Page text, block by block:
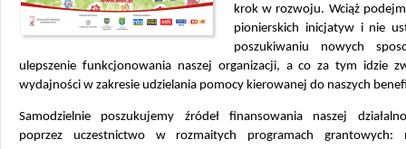
krok w rozwoju. Wciąż
pionierskich inicjatyw i nie
poszukiwaniu nowych
ulepszenie funkcjonowania naszej organizacji, a co za tym idzie
wydajności w zakresie udzielania pomocy kierowanej do naszych
Samodzielnie poszukujemy źródeł finansowania naszej
poprzez uczestnictwo w rozmaitych programach grantowych: